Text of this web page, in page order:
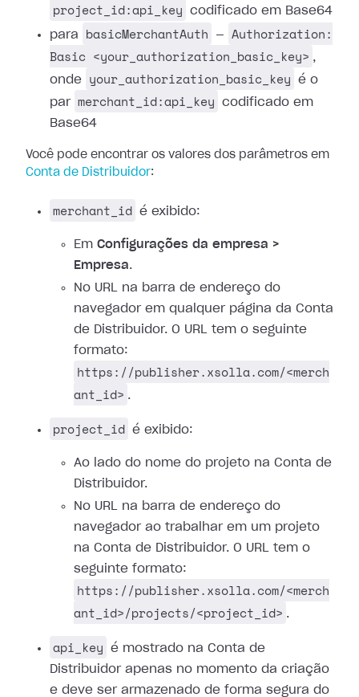
project_id:api_key
codificado em Base64
para
basicMerchantAuth —
Authorization:
Basic <your_authorization_basic_key> ,
onde
your_authorization_basic_key
é o
par merchant_id:api_key
codificado em
Base64
Você pode encontrar os valores dos parâmetros em
Conta de Distribuidor:
merchant_id é exibido:
Em Configurações da empresa >
Empresa.
No URL na barra de endereço do
navegador em qualquer página da Conta
de Distribuidor. O URL tem o seguinte
formato:
https://publisher.xsolla.com/<merch
ant_id> .
project_id é exibido:
Ao lado do nome do projeto na Conta de
Distribuidor.
No URL na barra de endereço do
navegador ao trabalhar em um projeto
na Conta de Distribuidor. O URL tem o
seguinte formato:
https://publisher.xsolla.com/<merch
ant_id>/projects/<project_id> .
api_key
é mostrado na Conta de
Distribuidor apenas no momento da criação
e deve ser armazenado de forma segura do